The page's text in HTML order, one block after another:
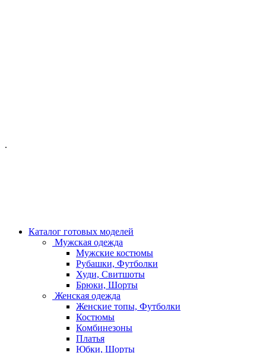
.
Каталог готовых моделей
Мужская одежда
Мужские костюмы
Рубашки, Футболки
Худи, Свитшоты
Брюки, Шорты
Женская одежда
Женские топы, Футболки
Костюмы
Комбинезоны
Платья
Юбки, Шорты